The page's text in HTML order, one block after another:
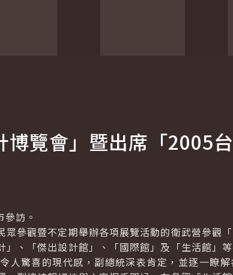
博覽會」暨出席「2005
訪。
參觀暨不定期舉辦各項展覽活動的衛武營參觀
、「傑出設計館」、「國際館」及「生活館」
人驚喜的現代感，副總統深表肯定，並逐一瞭